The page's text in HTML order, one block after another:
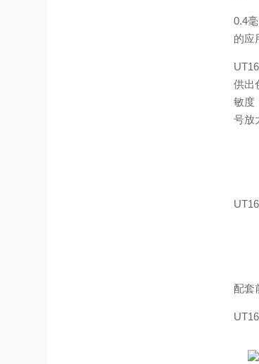
0.4
的应
供出
敏度
号放
配套